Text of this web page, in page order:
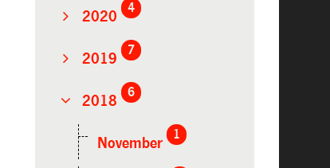
2020
4
2019
7
2018
6
November
1